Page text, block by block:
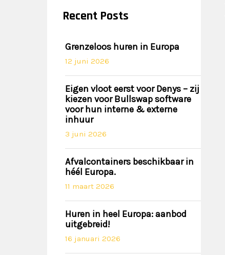
Recent Posts
Grenzeloos huren in Europa
12 juni 2026
Eigen vloot eerst voor Denys – zij
kiezen voor Bullswap software
voor hun interne & externe
inhuur
3 juni 2026
Afvalcontainers beschikbaar in
héél Europa.
11 maart 2026
Huren in heel Europa: aanbod
uitgebreid!
16 januari 2026